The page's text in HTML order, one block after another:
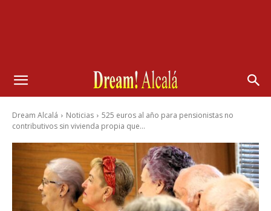
Dream Alcalá Noticias
525 euros al año para pensionistas no
contributivos sin vivienda propia que...